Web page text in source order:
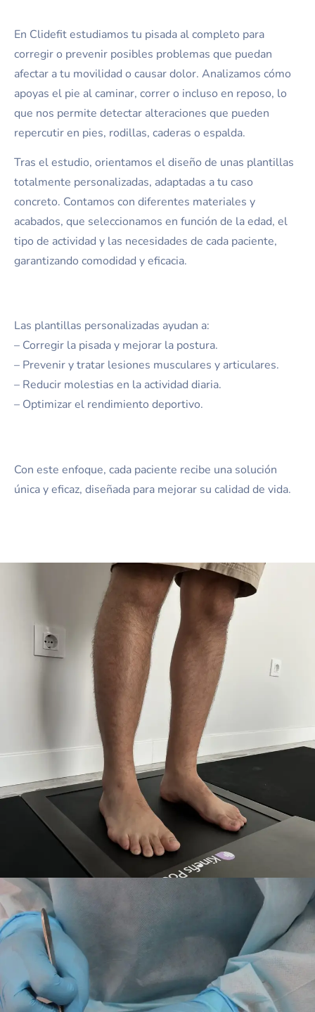
En Clidefit estudiamos tu pisada al completo para
corregir o prevenir posibles problemas que puedan
afectar a tu movilidad o causar dolor. Analizamos cómo
apoyas el pie al caminar, correr o incluso en reposo, lo
que nos permite detectar alteraciones que pueden
repercutir en pies, rodillas, caderas o espalda.
Tras el estudio, orientamos el diseño de unas plantillas
totalmente personalizadas, adaptadas a tu caso
concreto. Contamos con diferentes materiales y
acabados, que seleccionamos en función de la edad, el
tipo de actividad y las necesidades de cada paciente,
garantizando comodidad y eficacia.
Las plantillas personalizadas ayudan a:
– Corregir la pisada y mejorar la postura.
– Prevenir y tratar lesiones musculares y articulares.
– Reducir molestias en la actividad diaria.
– Optimizar el rendimiento deportivo.
Con este enfoque, cada paciente recibe una solución
única y eficaz, diseñada para mejorar su calidad de vida.